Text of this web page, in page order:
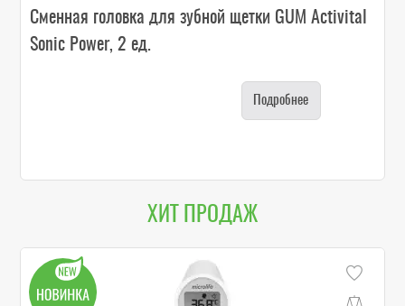
Сменная головка для зубной щетки GUM Activital
Sonic Power, 2 ед.
Подробнее
ХИТ ПРОДАЖ